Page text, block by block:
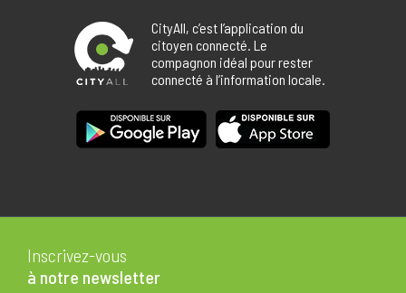
CityAll, c’est l’application du
citoyen connecté. Le
compagnon idéal pour rester
connecté à l’information locale.
Inscrivez-vous
à notre newsletter